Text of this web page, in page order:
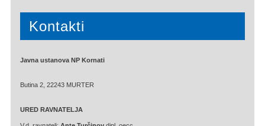
Kontakti
Javna ustanova NP Kornati
Butina 2, 22243 MURTER
URED RAVNATELJA